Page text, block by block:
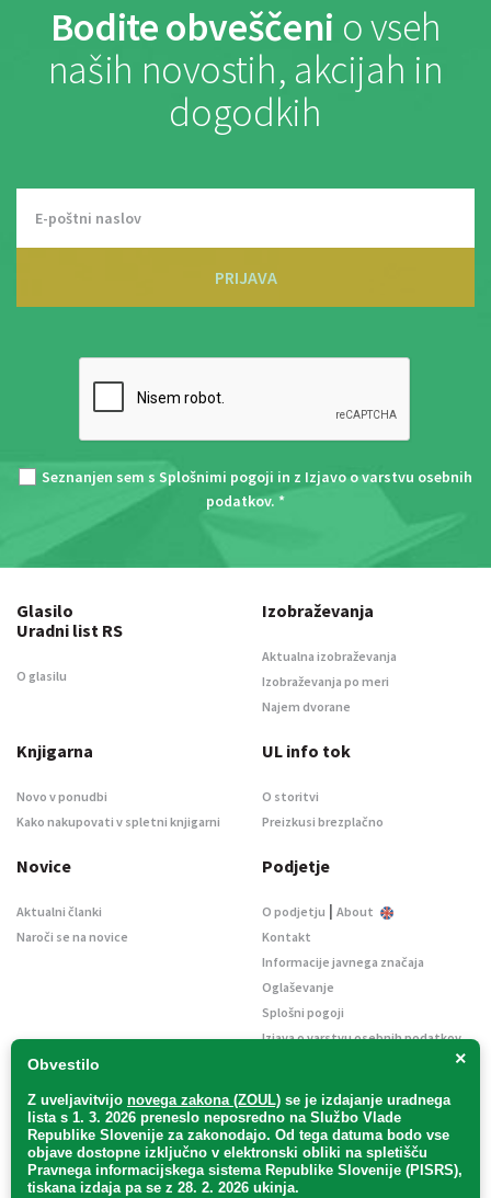
Bodite obveščeni o vseh
naših novostih, akcijah in
dogodkih
PRIJAVA
Seznanjen sem s Splošnimi pogoji in z Izjavo o varstvu osebnih
podatkov. *
×
Obvestilo
Z uveljavitvijo novega zakona (ZOUL) se je izdajanje uradnega
lista s 1. 3. 2026 preneslo neposredno na Službo Vlade
Republike Slovenije za zakonodajo. Od tega datuma bodo vse
objave dostopne izključno v elektronski obliki na spletišču
Pravnega informacijskega sistema Republike Slovenije (PISRS),
tiskana izdaja pa se z 28. 2. 2026 ukinja.
Glasilo
Uradni list RS
O glasilu
Izobraževanja
Aktualna izobraževanja
Izobraževanja po meri
Najem dvorane
Knjigarna
Novo v ponudbi
Kako nakupovati v spletni knjigarni
UL info tok
O storitvi
Preizkusi brezplačno
Novice
Aktualni članki
Naroči se na novice
Podjetje
O podjetju | About
Kontakt
Informacije javnega značaja
Oglaševanje
Splošni pogoji
Izjava o varstvu osebnih podatkov
Uradni list d. o. o. – v likvidaciji / Vse pravice pridržane.